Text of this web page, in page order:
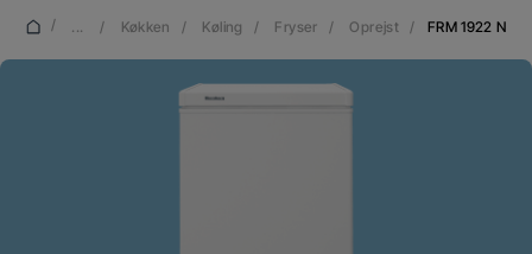
/ ... / Køkken / Køling / Fryser / Oprejst / FRM 1922 N